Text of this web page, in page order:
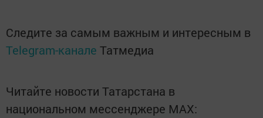
Следите за самым важным и интересным в
Telegram-канале Татмедиа
Читайте новости Татарстана в
национальном мессенджере MАХ: